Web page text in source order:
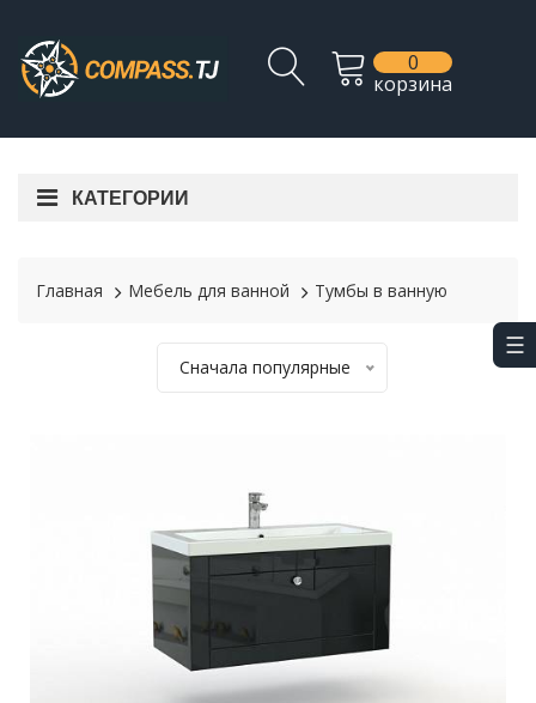
0
корзина
КАТЕГОРИИ
Главная Мебель для ванной Тумбы в ванную
Сначала популярные